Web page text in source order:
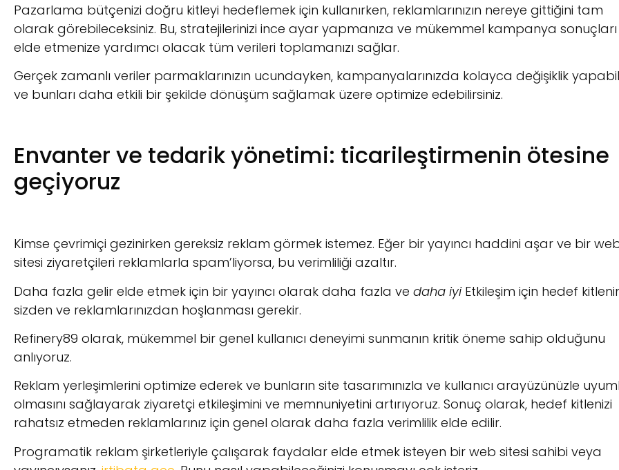
Pazarlama bütçenizi doğru kitleyi hedeflemek için kullanırken, reklamlarınızın nereye gittiğini tam
olarak görebileceksiniz. Bu, stratejilerinizi ince ayar yapmanıza ve mükemmel kampanya sonuçları
elde etmenize yardımcı olacak tüm verileri toplamanızı sağlar.
Gerçek zamanlı veriler parmaklarınızın ucundayken, kampanyalarınızda kolayca değişiklik
ve bunları daha etkili bir şekilde dönüşüm sağlamak üzere optimize edebilirsiniz.
Envanter ve tedarik yönetimi: ticarileştirmenin ötesine
geçiyoruz
Kimse çevrimiçi gezinirken gereksiz reklam görmek istemez. Eğer bir yayıncı haddini aşar ve bir
sitesi ziyaretçileri reklamlarla spam’liyorsa, bu verimliliği azaltır.
Daha fazla gelir elde etmek için bir yayıncı olarak daha fazla ve daha iyiEtkileşim için hedef
sizden ve reklamlarınızdan hoşlanması gerekir.
Refinery89 olarak, mükemmel bir genel kullanıcı deneyimi sunmanın kritik öneme sahip olduğunu
anlıyoruz.
Reklam yerleşimlerini optimize ederek ve bunların site tasarımınızla ve kullanıcı arayüzünüzle
olmasını sağlayarak ziyaretçi etkileşimini ve memnuniyetini artırıyoruz. Sonuç olarak, hedef kitlenizi
rahatsız etmeden reklamlarınız için genel olarak daha fazla verimlilik elde edilir.
Programatik reklam şirketleriyle çalışarak faydalar elde etmek isteyen bir web sitesi sahibi veya